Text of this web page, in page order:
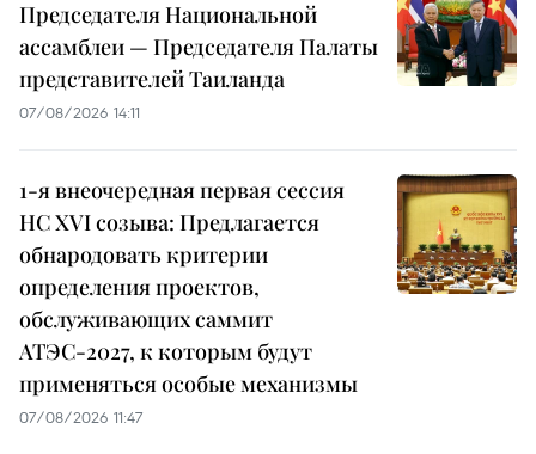
Председателя Национальной
ассамблеи — Председателя Палаты
представителей Таиланда
07/08/2026 14:11
1-я внеочередная первая сессия
НС XVI созыва: Предлагается
обнародовать критерии
определения проектов,
обслуживающих саммит
АТЭС-2027, к которым будут
применяться особые механизмы
07/08/2026 11:47